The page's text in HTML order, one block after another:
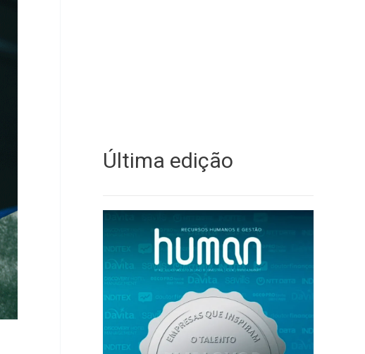
Última edição